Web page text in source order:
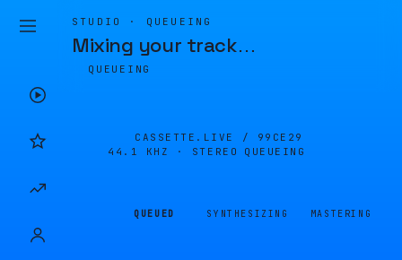
STUDIO · QUEUEING
Mixing your track…
QUEUEING
CASSETTE.LIVE / 99CE29
44.1 KHZ · STEREO
QUEUEING
QUEUED SYNTHESIZING MASTERING